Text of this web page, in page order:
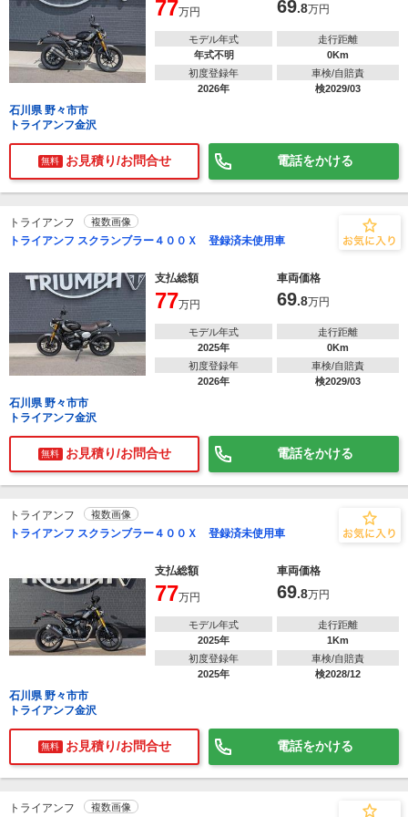
77万円 69.8万円
モデル年式
年式不明
走行距離
0Km
初度登録年
2026年
車検/自賠責
検2029/03
石川県 野々市市
トライアンフ金沢
無料 お見積り/お問合せ 電話をかける
トライアンフ 複数画像
トライアンフ スクランブラー４００Ｘ 登録済未使用車
支払総額 車両価格
77万円 69.8万円
モデル年式
2025年
走行距離
0Km
初度登録年
2026年
車検/自賠責
検2029/03
石川県 野々市市
トライアンフ金沢
無料 お見積り/お問合せ 電話をかける
トライアンフ 複数画像
トライアンフ スクランブラー４００Ｘ 登録済未使用車
支払総額 車両価格
77万円 69.8万円
モデル年式
2025年
走行距離
1Km
初度登録年
2025年
車検/自賠責
検2028/12
石川県 野々市市
トライアンフ金沢
無料 お見積り/お問合せ 電話をかける
トライアンフ 複数画像